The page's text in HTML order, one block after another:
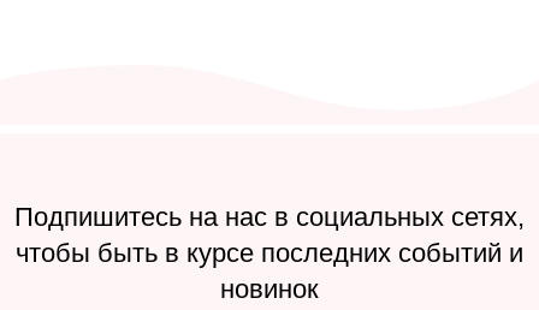
Подпишитесь на нас в социальных сетях,
чтобы быть в курсе последних событий и
новинок